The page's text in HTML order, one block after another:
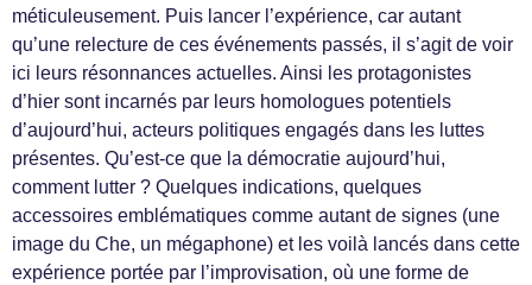
méticuleusement. Puis lancer l’expérience, car autant
qu’une relecture de ces événements passés, il s’agit de voir
ici leurs résonnances actuelles. Ainsi les protagonistes
d’hier sont incarnés par leurs homologues potentiels
d’aujourd’hui, acteurs politiques engagés dans les luttes
présentes. Qu’est-ce que la démocratie aujourd’hui,
comment lutter ? Quelques indications, quelques
accessoires emblématiques comme autant de signes (une
image du Che, un mégaphone) et les voilà lancés dans cette
expérience portée par l’improvisation, où une forme de